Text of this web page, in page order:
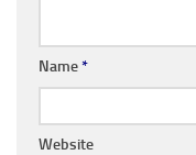
Name*
Website